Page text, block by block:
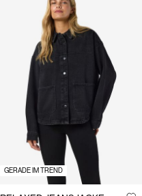
GERADE IM TREND